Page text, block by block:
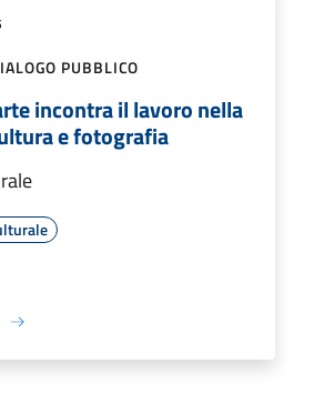
PUBBLICO
incontra il lavoro nella
e fotografia